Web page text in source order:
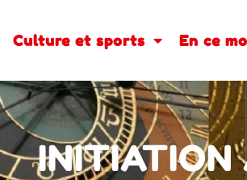
Culture et sports En ce
INITIATION